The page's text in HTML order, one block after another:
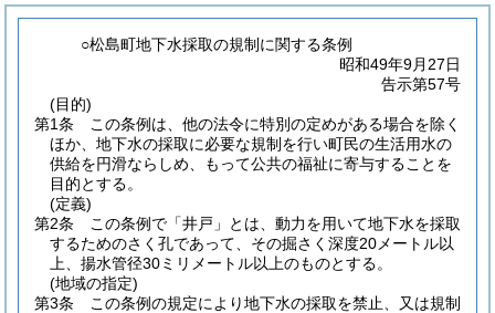
○松島町地下水採取の規制に関する条例
昭和49年9月27日
告示第57号
(目的)
第1条
この条例は、他の法令に特別の定めがある場合を除く
ほか、地下水の採取に必要な規制を行い町民の生活用水の
供給を円滑ならしめ、もって公共の福祉に寄与することを
目的とする。
(定義)
第2条
この条例で「井戸」とは、動力を用いて地下水を採取
するためのさく孔であって、その掘さく深度20メートル以
上、揚水管径30ミリメートル以上のものとする。
(地域の指定)
第3条
この条例の規定により地下水の採取を禁止、又は規制